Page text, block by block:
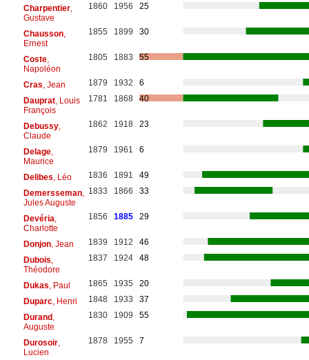
Charpentier,
Gustave
1860 1956 25
Chausson,
Ernest
1855 1899 30
Coste,
Napoléon
1805 1883 55
Cras , Jean 1879 1932
6
Dauprat, Louis
François
1781 1868 40
Debussy,
Claude
1862 1918 23
Delage,
Maurice
1879 1961 6
Delibes , Léo 1836 1891
49
Demersseman,
Jules Auguste
1833 1866 33
Devéria
Charlotte
1856 1885 29
Donjon, Jean 1839 1912
46
Dubois
Théodore
1837 1924 48
Dukas , Paul 1865 1935
20
Duparc, Henri 1848 1933
37
Durand,
Auguste
1830 1909 55
Durosoir,
Lucien
1878 1955 7